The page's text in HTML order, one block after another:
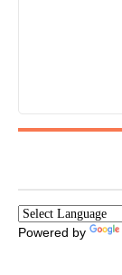
Powered by